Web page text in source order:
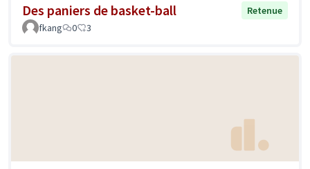
Des paniers de basket-ball
Retenue
fkang
0 3